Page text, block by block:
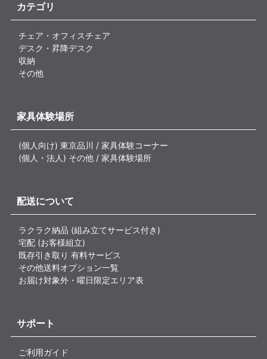
カテゴリ
チェア・オフィスチェア
デスク・昇降デスク
収納
その他
家具体験場所
(個人向け) 東京品川 / 家具体験コーナー
(個人・法人) その他 / 家具体験場所
配送について
ラクラク納品 (組み立てサービス付き)
宅配 (お客様組立)
既存引き取り 有料サービス
その他送料オプション一覧
お届け対象外・曜日限定エリア表
サポート
ご利用ガイド